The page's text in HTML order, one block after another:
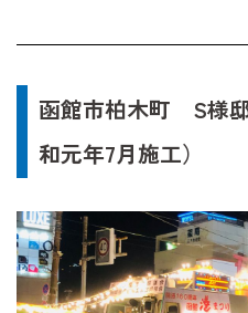
函館市柏木町 S様
和元年7月施工）